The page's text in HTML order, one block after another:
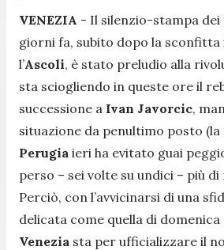
VENEZIA - Il silenzio-stampa
giorni fa, subito dopo la
l’Ascoli, è stato preludio alla
sta sciogliendo in queste ore il
successione a Ivan Javorcic,
situazione da penultimo posto
Perugia ieri ha evitato guai
perso – sei volte su undici – più
Perciò, con l’avvicinarsi di una
delicata come quella di domenica
Venezia sta per ufficializzare il